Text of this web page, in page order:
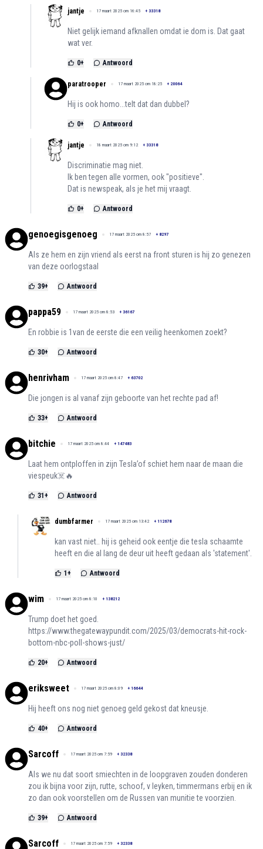
jantje 17 maart 2025 om 16:45 + 33318
Niet gelijk iemand afknallen omdat ie dom is. Dat gaat
wat ver.
0+ Antwoord
paratrooper 17 maart 2025 om 18:25 + 20064
Hij is ook homo...telt dat dan dubbel?
0+ Antwoord
jantje 18 maart 2025 om 9:12 + 33318
Discriminatie mag niet.
Ik ben tegen alle vormen, ook "positieve".
Dat is newspeak, als je het mij vraagt.
0+ Antwoord
genoegisgenoeg 17 maart 2025 om 8:57 + 8297
Als ze hem en zijn vriend als eerst na front sturen is hij zo genezen
van deze oorlogstaal
39+ Antwoord
pappa59 17 maart 2025 om 8:53 + 36167
En robbie is 1van de eerste die een veilig heenkomen zoekt?
30+ Antwoord
henrivham 17 maart 2025 om 8:47 + 63702
Die jongen is al vanaf zijn geboorte van het rechte pad af!
33+ Antwoord
bitchie 17 maart 2025 om 8:44 + 147483
Laat hem ontploffen in zijn Tesla’of schiet hem naar de maan die
viespeuk☠️🔥
31+ Antwoord
dumbfarmer 17 maart 2025 om 13:42 + 112678
kan vast niet.. hij is geheid ook eentje die tesla schaamte
heeft en die al lang de deur uit heeft gedaan als 'statement'.
1+ Antwoord
wim 17 maart 2025 om 8:10 + 138212
Trump doet het goed.
https://www.thegatewaypundit.com/2025/03/democrats-hit-rock-
bottom-nbc-poll-shows-just/
20+ Antwoord
eriksweet 17 maart 2025 om 8:09 + 16644
Hij heeft ons nog niet genoeg geld gekost dat kneusje.
40+ Antwoord
Sarcoff 17 maart 2025 om 7:59 + 32338
Als we nu dat soort smiechten in de loopgraven zouden donderen
zou ik bijna voor zijn, rutte, schoof, v leyken, timmermans erbij en ik
zo dan ook voorstellen om de Russen van munitie te voorzien.
39+ Antwoord
Sarcoff 17 maart 2025 om 7:59 + 32338